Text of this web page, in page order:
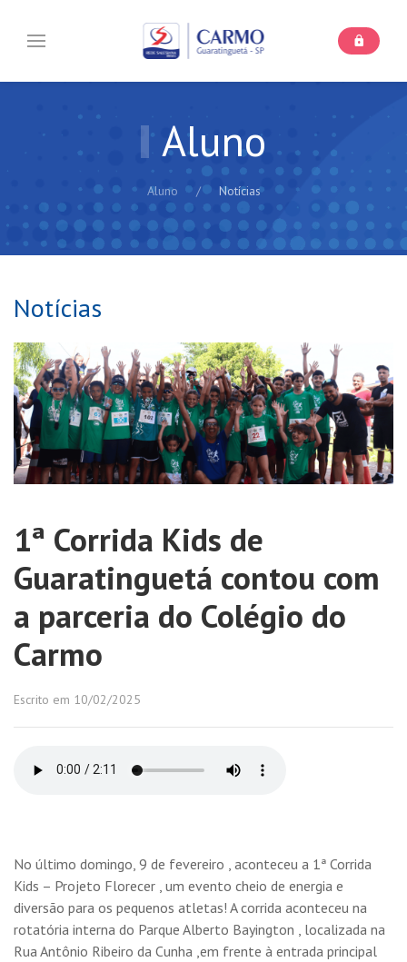
Aluno
Aluno Notícias
Notícias
1ª Corrida Kids de
Guaratinguetá contou com
a parceria do Colégio do
Carmo
Escrito em 10/02/2025
No último domingo, 9 de fevereiro , aconteceu a 1ª Corrida
Kids – Projeto Florecer , um evento cheio de energia e
diversão para os pequenos atletas! A corrida aconteceu na
rotatória interna do Parque Alberto Bayington , localizada na
Rua Antônio Ribeiro da Cunha ,em frente à entrada principal